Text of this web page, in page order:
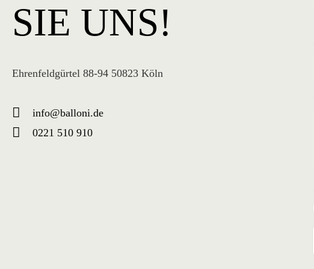
SIE UNS!
Ehrenfeldgürtel 88-94 50823 Köln
info@balloni.de
0221 510 910